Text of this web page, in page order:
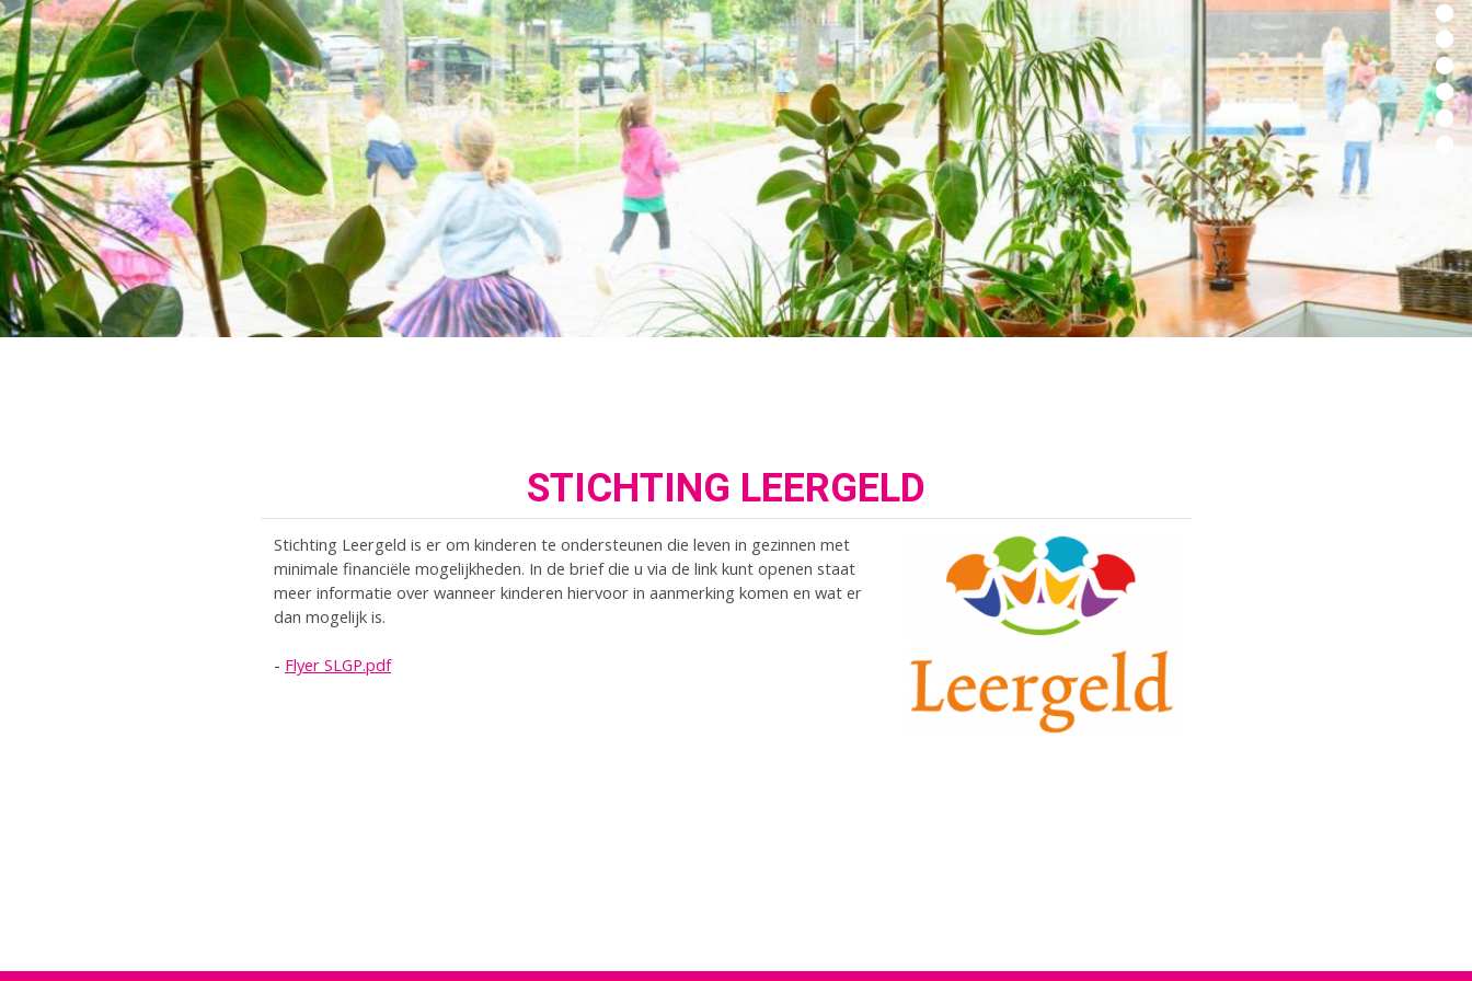
STICHTING LEERGELD
Stichting Leergeld is er om kinderen te ondersteunen die leven in gezinnen met
minimale financiële mogelijkheden. In de brief die u via de link kunt openen staat
meer informatie over wanneer kinderen hiervoor in aanmerking komen en wat er
dan mogelijk is.
- Flyer SLGP.pdf